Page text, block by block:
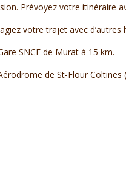
Prévoyez votre itinéraire
votre trajet avec
SNCF de Murat à 15 km.
de St-Flour Coltines